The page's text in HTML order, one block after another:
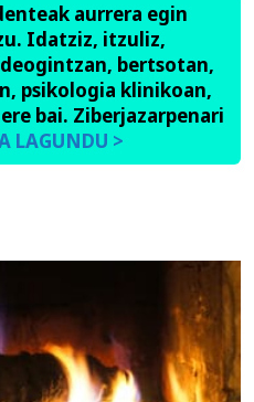
aurrera egin
Idatziz, itzuliz,
bertsotan,
psikologia klinikoan,
bai. Ziberjazarpenari
LAGUNDU >